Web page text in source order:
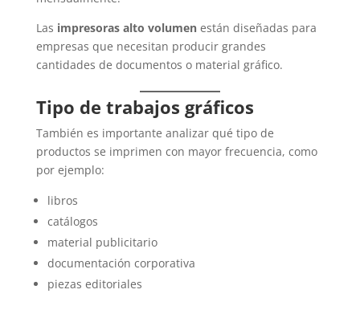
Las impresoras alto volumenestán diseñadas para
empresas que necesitan producir grandes
cantidades de documentos o material gráfico.
Tipo de trabajos gráficos
También es importante analizar qué tipo de
productos se imprimen con mayor frecuencia, como
por ejemplo:
libros
catálogos
material publicitario
documentación corporativa
piezas editoriales